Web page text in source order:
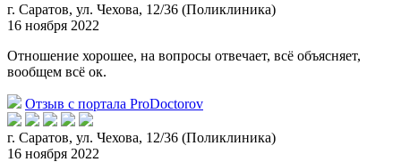
г. Саратов, ул. Чехова, 12/36 (Поликлиника)
16 ноября 2022
Отношение хорошее, на вопросы отвечает, всё объясняет,
вообщем всё ок.
Отзыв с портала ProDoctorov
г. Саратов, ул. Чехова, 12/36 (Поликлиника)
16 ноября 2022